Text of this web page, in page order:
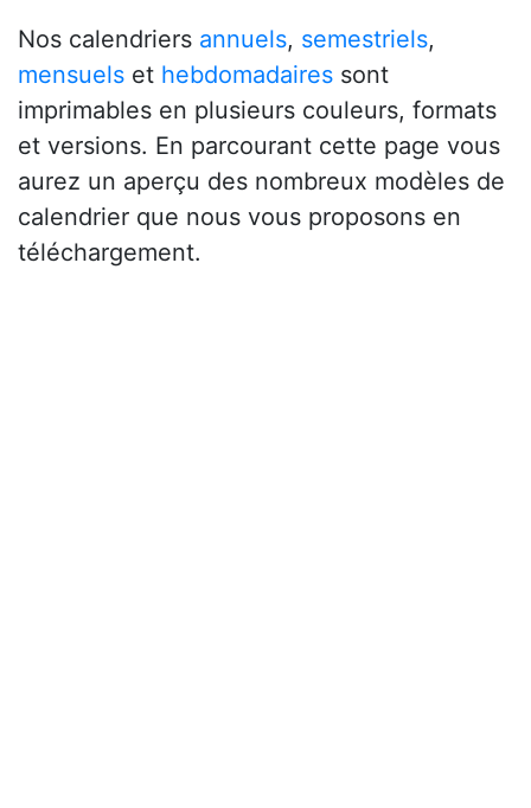
Nos calendriers annuels, semestriels,
mensuels et hebdomadaires sont
imprimables en plusieurs couleurs, formats
et versions. En parcourant cette page vous
aurez un aperçu des nombreux modèles de
calendrier que nous vous proposons en
téléchargement.